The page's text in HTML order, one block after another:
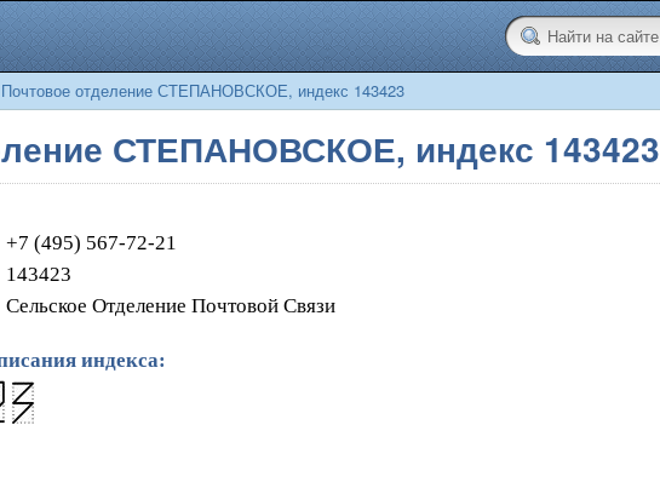
Почтовое отделение СТЕПАНОВСКОЕ, индекс 143423
СТЕПАНОВСКОЕ, индекс 143423
(495) 567-72-21
Отделение Почтовой Связи
индекса: